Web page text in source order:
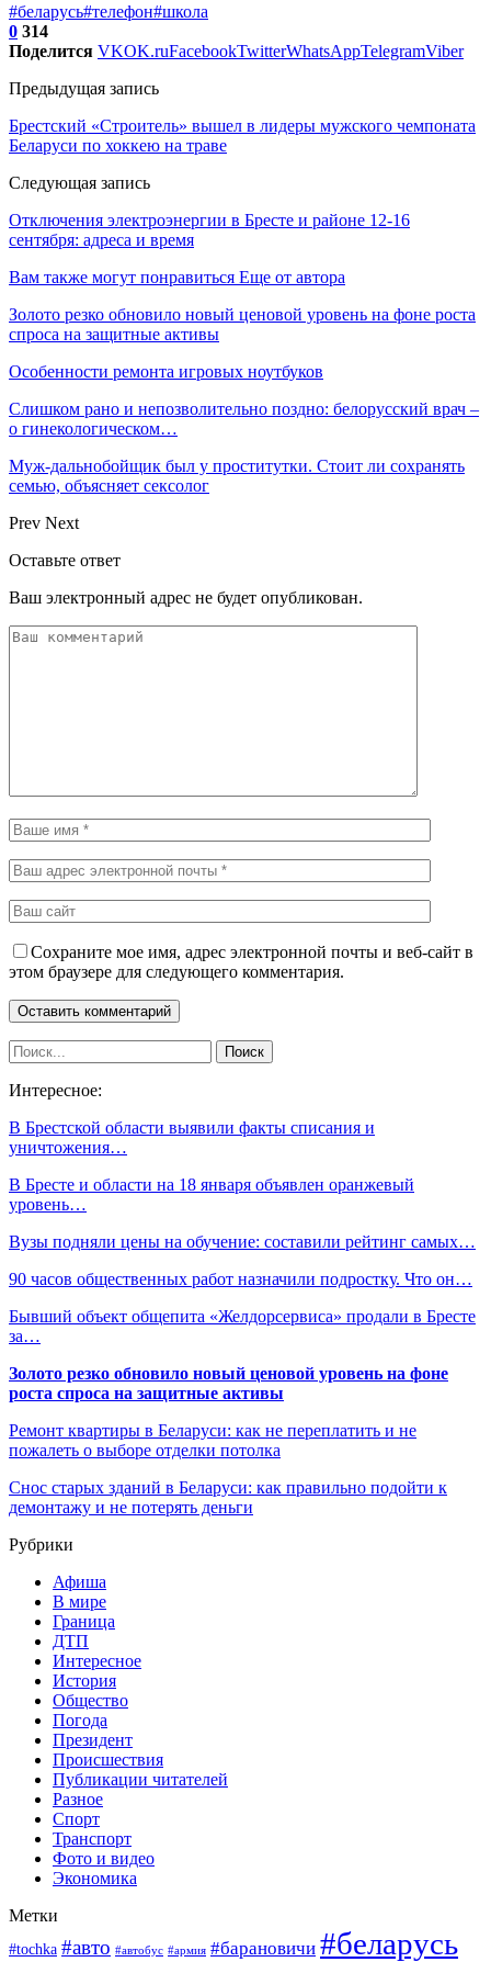
#беларусь#телефон#школа
0 314
Поделится VKOK.ruFacebookTwitterWhatsAppTelegramViber
Предыдущая запись
Брестский «Строитель» вышел в лидеры мужского чемпоната
Беларуси по хоккею на траве
Следующая запись
Отключения электроэнергии в Бресте и районе 12-16
сентября: адреса и время
Вам также могут понравиться Еще от автора
Золото резко обновило новый ценовой уровень на фоне роста
спроса на защитные активы
Особенности ремонта игровых ноутбуков
Слишком рано и непозволительно поздно: белорусский врач –
о гинекологическом…
Муж-дальнобойщик был у проститутки. Стоит ли сохранять
семью, объясняет сексолог
Prev Next
Оставьте ответ
Ваш электронный адрес не будет опубликован.
Сохраните мое имя, адрес электронной почты и веб-сайт в
этом браузере для следующего комментария.
Интересное:
В Брестской области выявили факты списания и
уничтожения…
В Бресте и области на 18 января объявлен оранжевый
уровень…
Вузы подняли цены на обучение: составили рейтинг самых…
90 часов общественных работ назначили подростку. Что он…
Бывший объект общепита «Желдорсервиса» продали в Бресте
за…
Золото резко обновило новый ценовой уровень на фоне
роста спроса на защитные активы
Ремонт квартиры в Беларуси: как не переплатить и не
пожалеть о выборе отделки потолка
Снос старых зданий в Беларуси: как правильно подойти к
демонтажу и не потерять деньги
Рубрики
Афиша
В мире
Граница
ДТП
Интересное
История
Общество
Погода
Президент
Происшествия
Публикации читателей
Разное
Спорт
Транспорт
Фото и видео
Экономика
Метки
#tochka #авто #автобус #армия #барановичи #беларусь